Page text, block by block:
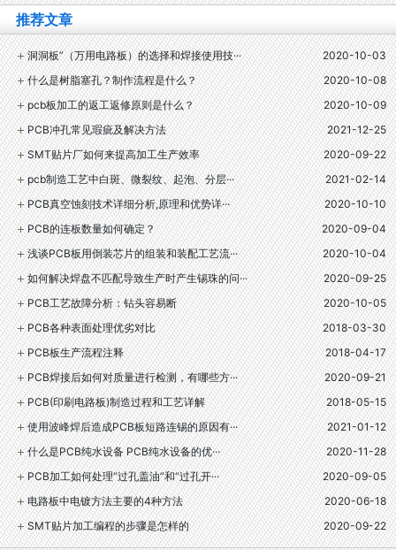
推荐文章
洞洞板”（万用电路板）的选择和焊接使用技···
2020-10-03
什么是树脂塞孔？制作流程是什么？
2020-10-08
pcb板加工的返工返修原则是什么？
2020-10-09
PCB冲孔常见瑕疵及解决方法
2021-12-25
SMT贴片厂如何来提高加工生产效率
2020-09-22
pcb制造工艺中白斑、微裂纹、起泡、分层···
2021-02-14
PCB真空蚀刻技术详细分析,原理和优势详···
2020-10-10
PCB的连板数量如何确定？
2020-09-04
浅谈PCB板用倒装芯片的组装和装配工艺流···
2020-10-04
如何解决焊盘不匹配导致生产时产生锡珠的问···
2020-09-25
PCB工艺故障分析：钻头容易断
2020-10-05
PCB各种表面处理优劣对比
2018-03-30
PCB板生产流程注释
2018-04-17
PCB焊接后如何对质量进行检测，有哪些方···
2020-09-21
PCB(印刷电路板)制造过程和工艺详解
2018-05-15
使用波峰焊后造成PCB板短路连锡的原因有···
2021-01-12
什么是PCB纯水设备 PCB纯水设备的优···
2020-11-28
PCB加工如何处理“过孔盖油”和“过孔开···
2020-09-05
电路板中电镀方法主要的4种方法
2020-06-18
SMT贴片加工编程的步骤是怎样的
2020-09-22